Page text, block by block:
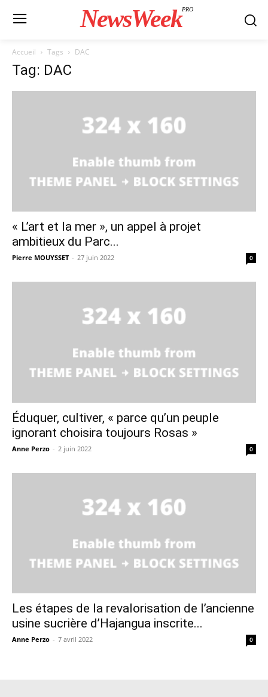
NewsWeekPRO
Accueil Tags DAC
Tag: DAC
« L’art et la mer », un appel à projet
ambitieux du Parc...
Pierre MOUYSSET - 27 juin 2022 0
Éduquer, cultiver, « parce qu’un peuple
ignorant choisira toujours Rosas »
Anne Perzo - 2 juin 2022 0
Les étapes de la revalorisation de l’ancienne
usine sucrière d’Hajangua inscrite...
Anne Perzo - 7 avril 2022 0